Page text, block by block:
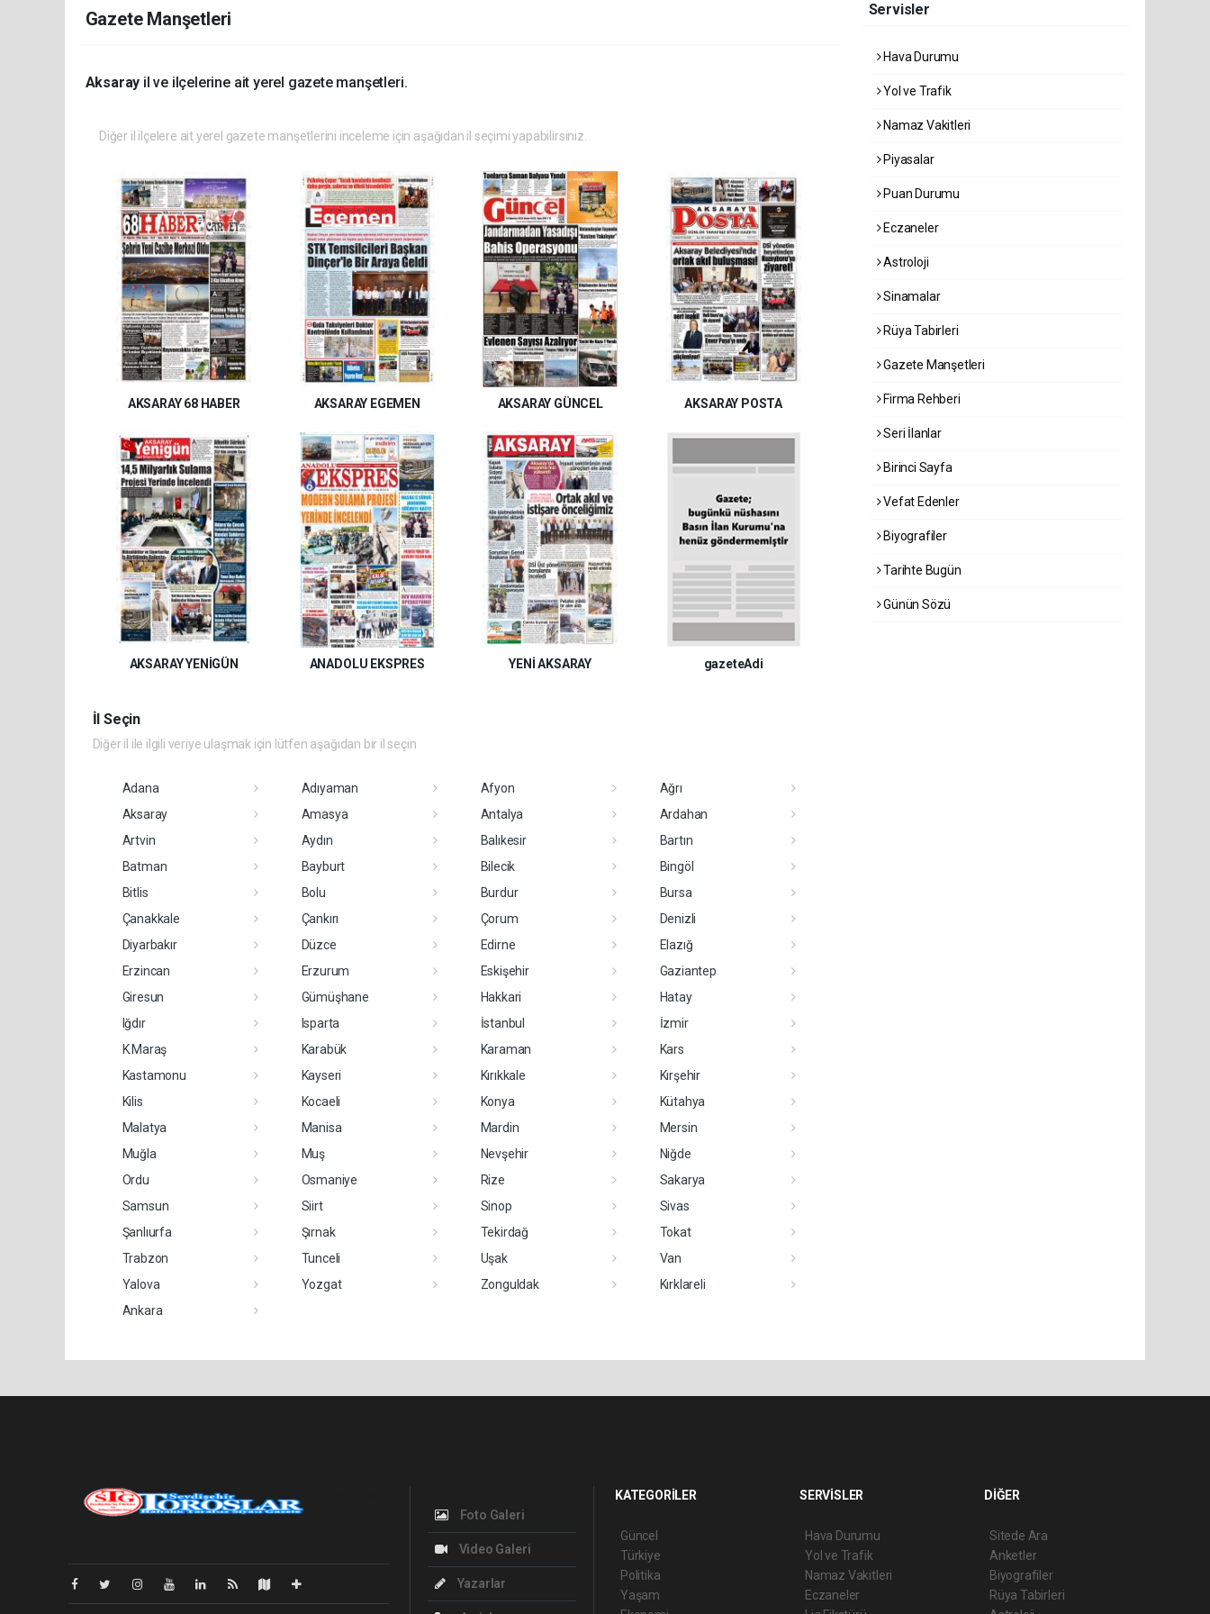
Gazete Manşetleri
Aksaray il ve ilçelerine ait yerel gazete manşetleri.
Diğer il ilçelere ait yerel gazete manşetlerini inceleme için aşağıdan il seçimi yapabilirsiniz.
AKSARAY 68 HABER AKSARAY EGEMEN AKSARAY GÜNCEL AKSARAY POSTA
AKSARAY YENİGÜN ANADOLU EKSPRES YENİ AKSARAY gazeteAdi
İl Seçin
Diğer il ile ilgili veriye ulaşmak için lütfen aşağıdan bir il seçin
Adana Adıyaman Afyon
Ağrı
Aksaray
Amasya Antalya
Ardahan
Artvin
Aydın Balıkesir
Bartın
Batman
Bayburt Bilecik
Bingöl
Bitlis
Bolu Burdur
Bursa
Çanakkale
Çankırı Çorum
Denizli
Diyarbakır
Düzce Edirne
Elazığ
Erzincan
Erzurum Eskişehir
Gaziantep
Giresun
Gümüşhane Hakkari
Hatay
Iğdır
Isparta İstanbul
İzmir
K.Maraş
Karabük Karaman
Kars
Kastamonu
Kayseri Kırıkkale
Kırşehir
Kilis
Kocaeli Konya
Kütahya
Malatya
Manisa Mardin
Mersin
Muğla
Muş Nevşehir
Niğde
Ordu
Osmaniye Rize
Sakarya
Samsun
Siirt Sinop
Sivas
Şanlıurfa
Şırnak Tekirdağ
Tokat
Trabzon
Tunceli Uşak
Van
Yalova
Yozgat Zonguldak
Kırklareli
Ankara
Servisler
Hava Durumu
Yol ve Trafik
Namaz Vakitleri
Piyasalar
Puan Durumu
Eczaneler
Astroloji
Sinamalar
Rüya Tabirleri
Gazete Manşetleri
Firma Rehberi
Seri İlanlar
Birinci Sayfa
Vefat Edenler
Biyografiler
Tarihte Bugün
Günün Sözü
Foto Galeri
Video Galeri
Yazarlar
KATEGORİLER
Güncel
Türkiye
Politika
Yaşam
SERVİSLER
Hava Durumu
Yol ve Trafik
Namaz Vakitleri
Eczaneler
DİĞER
Sitede Ara
Anketler
Biyografiler
Rüya Tabirleri